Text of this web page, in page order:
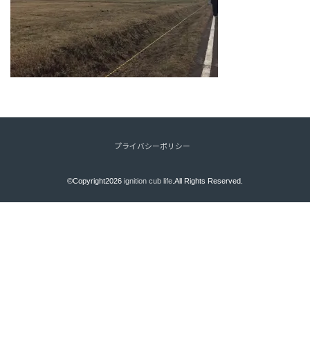
プライバシーポリシー
©Copyright2026 ignition cub life.All Rights Reserved.